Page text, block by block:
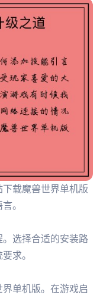
载魔兽世界单机版
。
选择合适的安装路
求。
单机版。在游戏启